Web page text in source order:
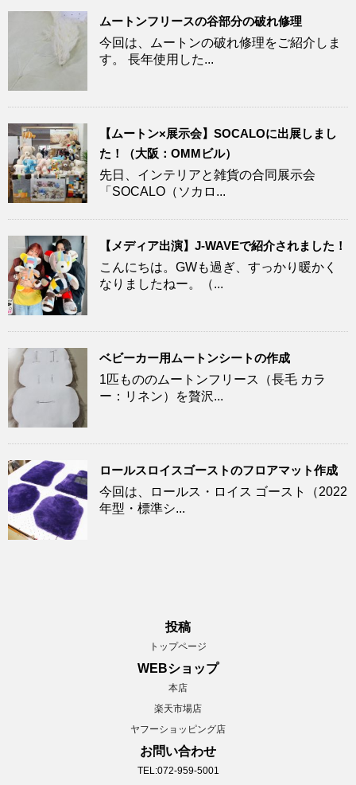
ムートンフリースの谷部分の破れ修理
今回は、ムートンの破れ修理をご紹介しま
す。 長年使用した...
【ムートン×展示会】SOCALOに出展しまし
た！（大阪：OMMビル）
先日、インテリアと雑貨の合同展示会
「SOCALO（ソカロ...
【メディア出演】J-WAVEで紹介されました！
こんにちは。GWも過ぎ、すっかり暖かく
なりましたねー。（...
ベビーカー用ムートンシートの作成
1匹もののムートンフリース（長毛 カラ
ー：リネン）を贅沢...
ロールスロイスゴーストのフロアマット作成
今回は、ロールス・ロイス ゴースト（2022
年型・標準シ...
投稿
トップページ
WEBショップ
本店
楽天市場店
ヤフーショッピング店
お問い合わせ
TEL:072-959-5001